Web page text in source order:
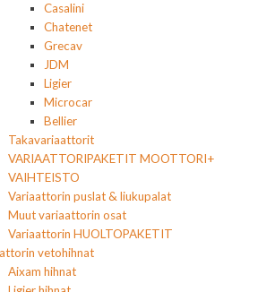
Casalini
Chatenet
Grecav
JDM
Ligier
Microcar
Bellier
Takavariaattorit
VARIAATTORIPAKETIT MOOTTORI+
VAIHTEISTO
Variaattorin puslat & liukupalat
Muut variaattorin osat
Variaattorin HUOLTOPAKETIT
vetohihnat
Aixam hihnat